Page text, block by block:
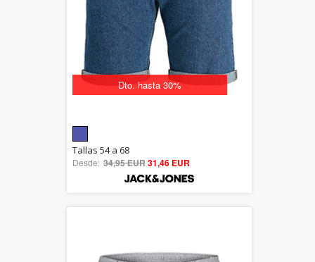
Dto. hasta 30%
out of 5
Tallas 54 a 68
Desde: 34,95 EUR31,46 EUR